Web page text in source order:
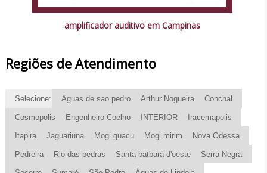
amplificador auditivo em Campinas
Regiões de Atendimento
Selecione: Aguas de sao pedro Arthur Nogueira Conchal
Cosmopolis Engenheiro Coelho INTERIOR Iracemapolis
Itapira Jaguariuna Mogi guacu Mogi mirim Nova Odessa
Pedreira Rio das pedras Santa batbara d'oeste Serra Negra